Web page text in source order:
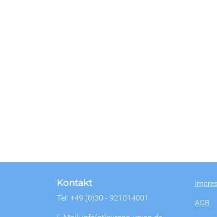
Kontakt
Tel: +49 (0)30 - 921014001
AGB